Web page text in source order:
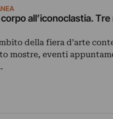
all’iconoclastia.
della fiera d’arte
mostre, eventi